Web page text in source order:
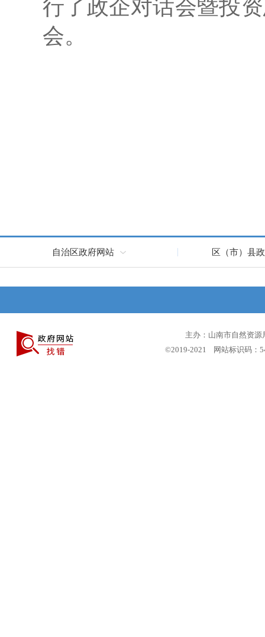
行了政企对话会暨投
会。
自治区政府网站 区（市）县
主办：山南市自然资
©2019-2021 网站标识码：